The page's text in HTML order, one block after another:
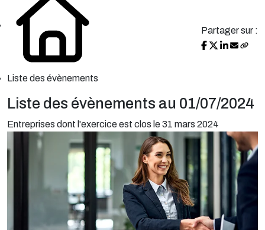
Liste des évènements
Partager sur :
Liste des évènements au 01/07/2024
Entreprises dont l'exercice est clos le 31 mars 2024